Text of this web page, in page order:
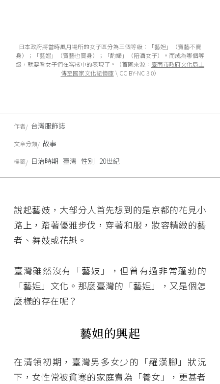
日本政府將當時風月場所的女子區分為三個等級：「藝妲」（賣藝不賣
身）；「藝娼」（賣藝也賣身）；「酌婦」（陪酒女子）。而成為哪個等
級，就要看女子們在審核中的表現了。（首圖來源： 臺南市政府文化局上
傳至國家文化記憶庫\ CC BY-NC 3.0）
說起藝妓，大部分人首先想到的是京都的花見小
路上，踏著優雅步伐，穿著和服，妝容精緻的藝
者、舞妓或花魁。
臺灣雖然沒有「藝妓」，但曾有過非常蓬勃的
「藝妲」文化。那麼臺灣的「藝妲」，又是個怎
麼樣的存在呢？
藝妲的興起
在清領初期，臺灣男多女少的「羅漢腳」狀況
下，女性常被貧寒的家庭賣為「養女」，更甚者
作者 台灣服飾誌
文章分類 故事
標籤 日治時期 臺灣 性別 20世紀